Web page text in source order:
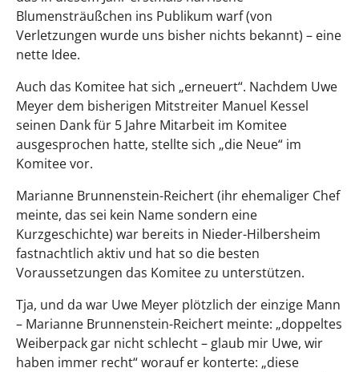
Blumensträußchen ins Publikum warf (von
Verletzungen wurde uns bisher nichts bekannt) – eine
nette Idee.
Auch das Komitee hat sich „erneuert“. Nachdem Uwe
Meyer dem bisherigen Mitstreiter Manuel Kessel
seinen Dank für 5 Jahre Mitarbeit im Komitee
ausgesprochen hatte, stellte sich „die Neue“ im
Komitee vor.
Marianne Brunnenstein-Reichert (ihr ehemaliger Chef
meinte, das sei kein Name sondern eine
Kurzgeschichte) war bereits in Nieder-Hilbersheim
fastnachtlich aktiv und hat so die besten
Voraussetzungen das Komitee zu unterstützen.
Tja, und da war Uwe Meyer plötzlich der einzige Mann
– Marianne Brunnenstein-Reichert meinte: „doppeltes
Weiberpack gar nicht schlecht – glaub mir Uwe, wir
haben immer recht“ worauf er konterte: „diese